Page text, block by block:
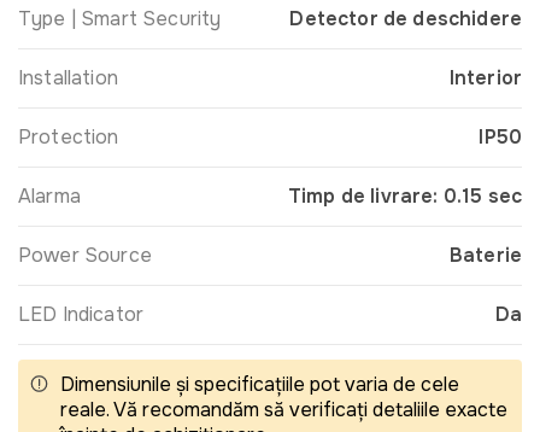
Type | Smart Security Detector de deschidere
Installation Interior
Protection IP50
Alarma Timp de livrare: 0.15 sec
Power Source Baterie
LED Indicator Da
Dimensiunile și specificațiile pot varia de cele
reale. Vă recomandăm să verificați detaliile exacte